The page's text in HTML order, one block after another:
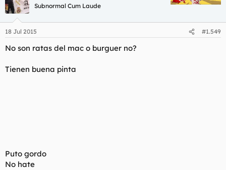
Subnormal Cum Laude
18 Jul 2015 #1.549
No son ratas del mac o burguer no?
Tienen buena pinta
Puto gordo
No hate